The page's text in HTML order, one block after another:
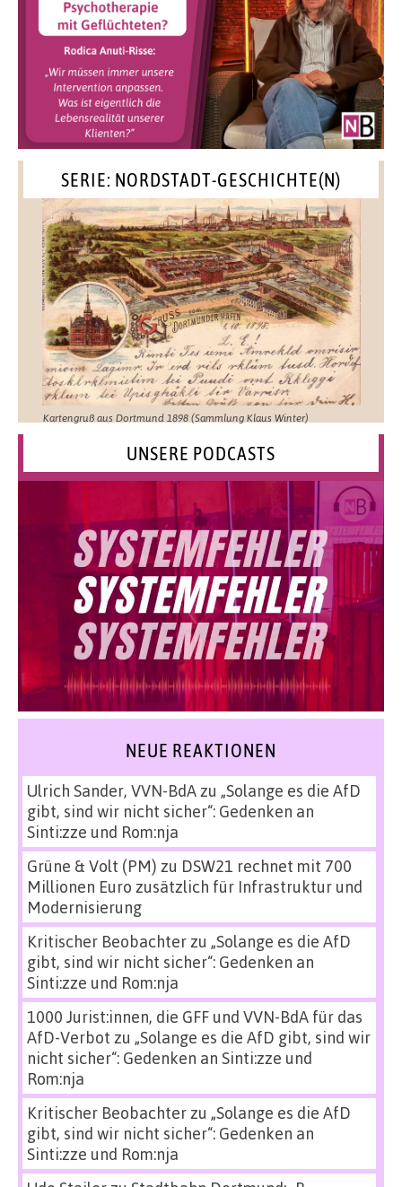
SERIE: NORDSTADT-GESCHICHTE(N)
Kartengruß aus Dortmund 1898 (Sammlung Klaus Winter)
UNSERE PODCASTS
NEUE REAKTIONEN
Ulrich Sander, VVN-BdAzu „Solange es die AfD
gibt, sind wir nicht sicher“: Gedenken an
Sinti:zze und Rom:nja
Grüne & Volt (PM) zu DSW21 rechnet mit 700
Millionen Euro zusätzlich für Infrastruktur und
Modernisierung
Kritischer Beobachterzu „Solange es die AfD
gibt, sind wir nicht sicher“: Gedenken an
Sinti:zze und Rom:nja
1000 Jurist:innen, die GFF und VVN-BdA für das
AfD-Verbot zu „Solange es die AfD gibt, sind wir
nicht sicher“: Gedenken an Sinti:zze und
Rom:nja
Kritischer Beobachterzu „Solange es die AfD
gibt, sind wir nicht sicher“: Gedenken an
Sinti:zze und Rom:nja